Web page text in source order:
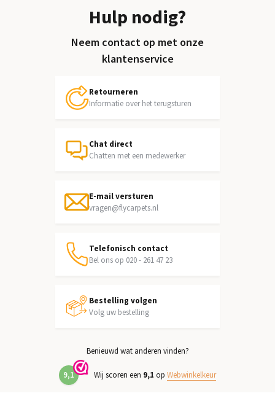
Hulp nodig?
Neem contact op met onze
klantenservice
Retourneren
Informatie over het terugsturen
Chat direct
Chatten met een medewerker
E-mail versturen
vragen@flycarpets.nl
Telefonisch contact
Bel ons op 020 - 261 47 23
Bestelling volgen
Volg uw bestelling
Benieuwd wat anderen vinden?
9,1 Wij scoren een 9,1 op Webwinkelkeur